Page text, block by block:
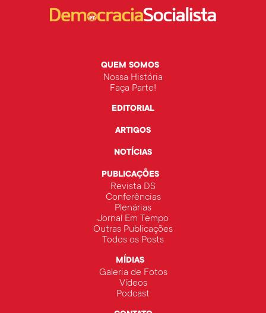
QUEM SOMOS
Nossa História
Faça Parte!
EDITORIAL
ARTIGOS
NOTÍCIAS
PUBLICAÇÕES
Revista DS
Conferências
Plenárias
Jornal Em Tempo
Outras Publicações
Todos os Posts
MÍDIAS
Galeria de Fotos
Vídeos
Podcast